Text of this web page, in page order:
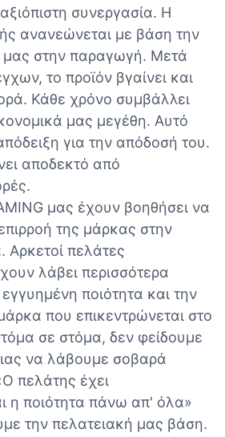
συνεργασία. Η
ανανεώνεται με βάση την
μας στην παραγωγή. Μετά
το προϊόν βγαίνει και
Κάθε χρόνο συμβάλλει
μας μεγέθη. Αυτό
για την απόδοσή του.
αποδεκτό από
μας έχουν βοηθήσει να
της μάρκας στην
πελάτες
λάβει περισσότερα
ποιότητα και την
που επικεντρώνεται στο
σε στόμα, δεν φείδουμε
να λάβουμε σοβαρά
πελάτης έχει
η ποιότητα πάνω απ' όλα»
την πελατειακή μας βάση.